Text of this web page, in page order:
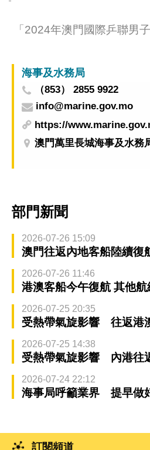
「2024年澳門國際乒聯男
終極對決
海事及水務局
（853） 2855 9922
info@marine.gov.mo
https://
澳門萬里長城海事及水務
部門新聞
2026-07-26 15:09
澳門往返內地客船陸續復
2026-07-26 11:46
港澳客船今午復航 其他
2026-07-25 20:35
受熱帶氣旋影響 往返港
2026-07-25 14:38
受熱帶氣旋影響 內港往
2026-07-24 22:12
海事局呼籲業界 提早做
訂閱頻道